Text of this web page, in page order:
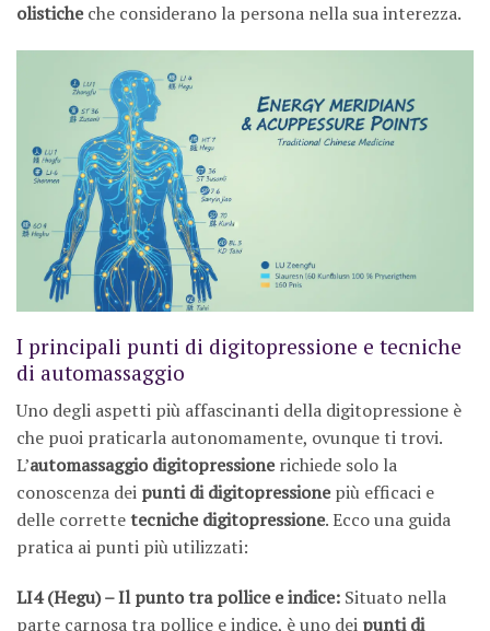
olisticheche considerano la persona nella sua interezza.
I principali punti di digitopressione e tecniche
di automassaggio
Uno degli aspetti più affascinanti della digitopressione è
che puoi praticarla autonomamente, ovunque ti trovi.
L’automassaggio digitopressionerichiede solo la
conoscenza dei punti di digitopressionepiù efficaci e
delle correttetecniche digitopressione. Ecco una guida
pratica ai punti più utilizzati:
LI4 (Hegu) – Il punto tra pollice e indice: Situato nella
parte carnosa tra pollice e indice, è uno dei punti di